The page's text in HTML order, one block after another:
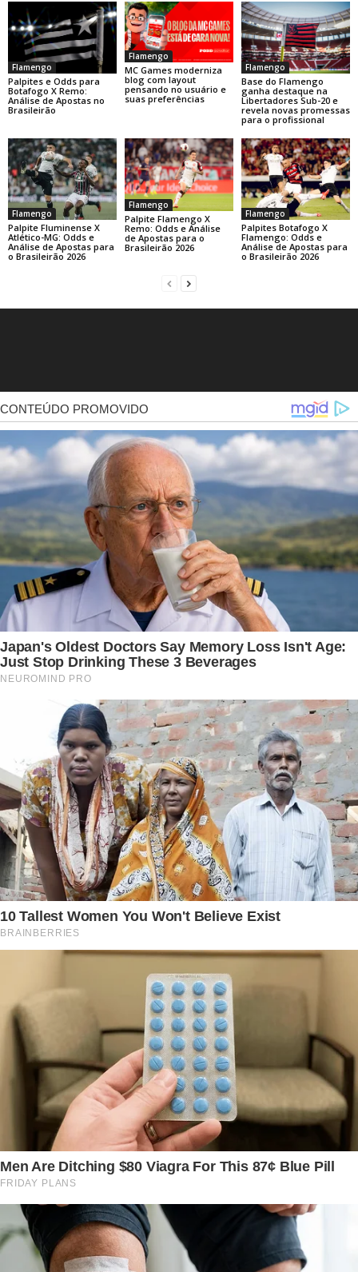
Flamengo
Palpites e Odds para
Botafogo X Remo:
Análise de Apostas no
Brasileirão
Flamengo
MC Games moderniza
blog com layout
pensando no usuário e
suas preferências
Flamengo
Base do Flamengo
ganha destaque na
Libertadores Sub-20 e
revela novas promessas
para o profissional
Flamengo
Palpite Fluminense X
Atlético-MG: Odds e
Análise de Apostas para
o Brasileirão 2026
Flamengo
Palpite Flamengo X
Remo: Odds e Análise
de Apostas para o
Brasileirão 2026
Flamengo
Palpites Botafogo X
Flamengo: Odds e
Análise de Apostas para
o Brasileirão 2026